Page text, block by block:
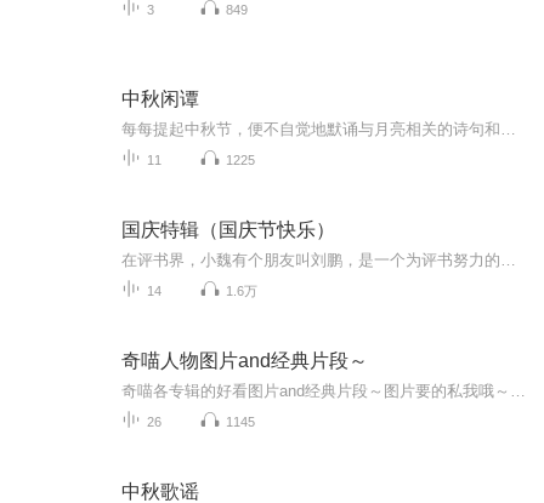
3 849
中秋闲谭
11 1225
国庆特辑（国庆节快乐）
14 1.6万
奇喵人物图片and经典片段～
26 1145
中秋歌谣